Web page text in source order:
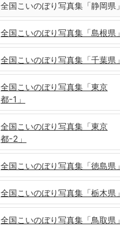
全国こいのぼり写真集「静岡県」
全国こいのぼり写真集「島根県」
全国こいのぼり写真集「千葉県」
全国こいのぼり写真集「東京
都-1」
全国こいのぼり写真集「東京
都-2」
全国こいのぼり写真集「徳島県」
全国こいのぼり写真集「栃木県」
全国こいのぼり写真集「鳥取県」